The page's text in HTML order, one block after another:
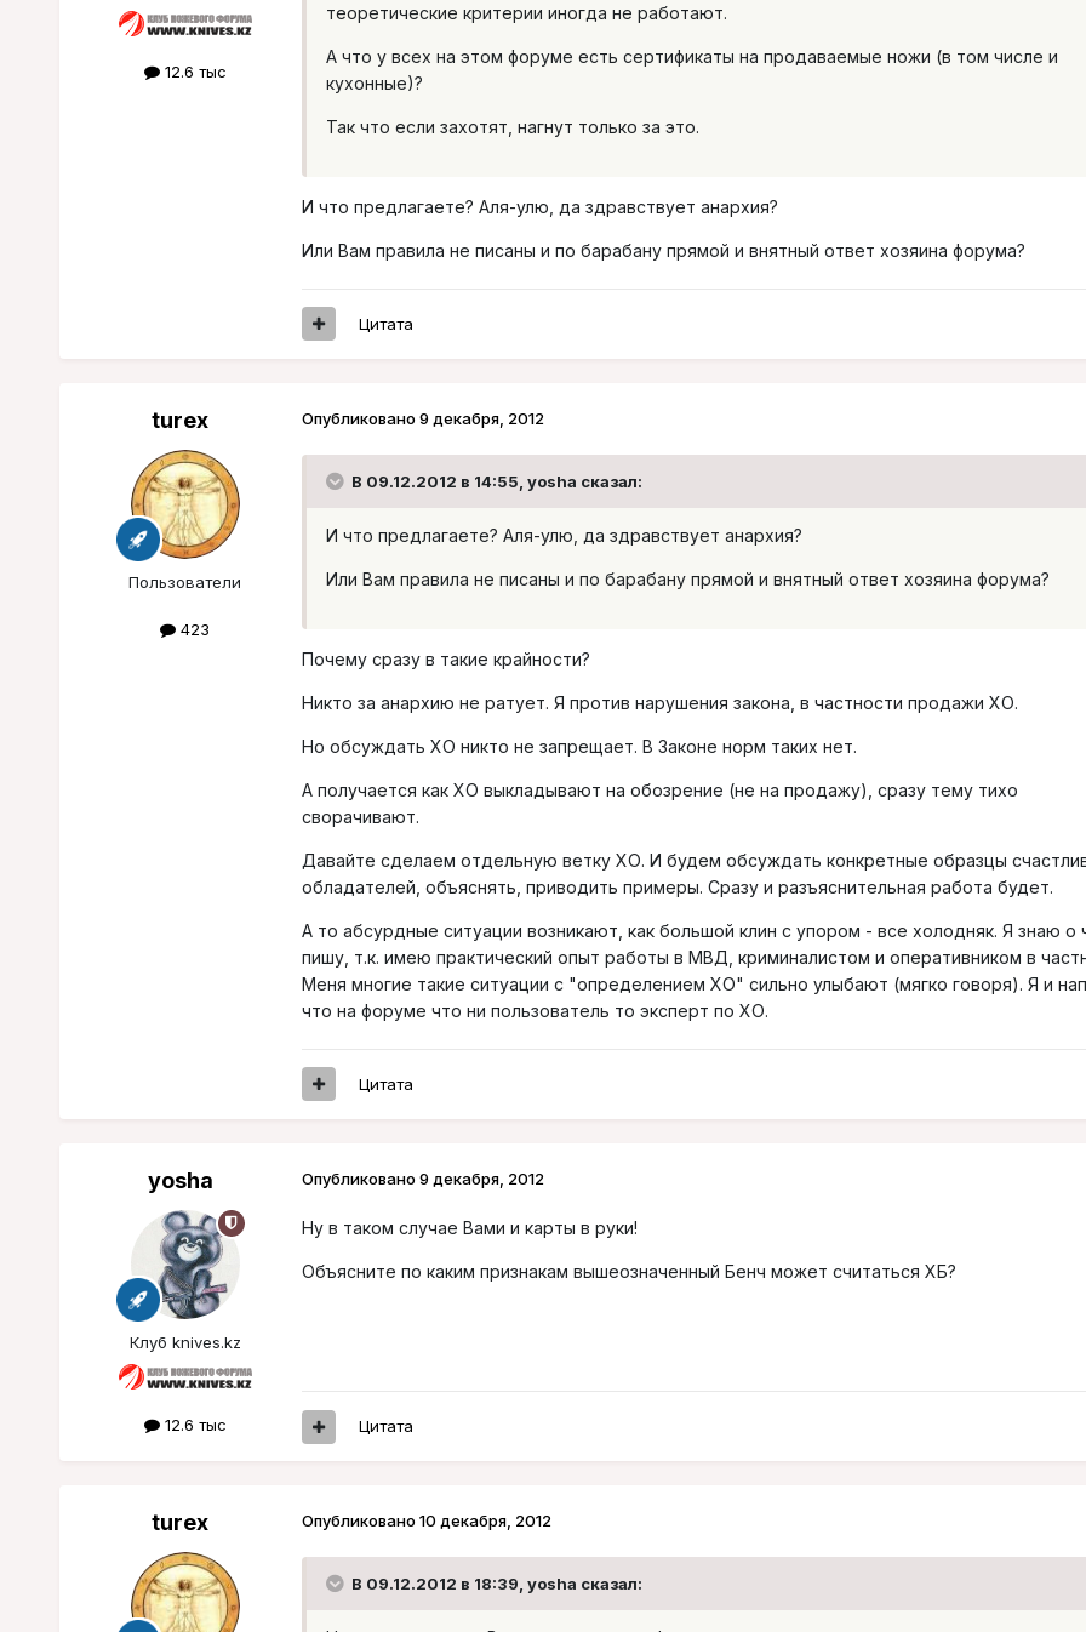
12.6 тыс
теоретические критерии иногда не работают.
А что у всех на этом форуме есть сертификаты на продаваемые ножи (в том числе и
кухонные)?
Так что если захотят, нагнут только за это.
И что предлагаете? Аля-улю, да здравствует анархия?
Или Вам правила не писаны и по барабану прямой и внятный ответ хозяина форума?
Цитата
turex
Пользователи
423
Опубликовано 9 декабря, 2012
В 09.12.2012 в 14:55, yosha сказал:
И что предлагаете? Аля-улю, да здравствует анархия?
Или Вам правила не писаны и по барабану прямой и внятный ответ хозяина форума?
Почему сразу в такие крайности?
Никто за анархию не ратует. Я против нарушения закона, в частности продажи ХО.
Но обсуждать ХО никто не запрещает. В Законе норм таких нет.
А получается как ХО выкладывают на обозрение (не на продажу), сразу тему тихо
сворачивают.
Давайте сделаем отдельную ветку ХО. И будем обсуждать конкретные образцы
обладателей, объяснять, приводить примеры. Сразу и разъяснительная работа будет.
А то абсурдные ситуации возникают, как большой клин с упором - все холодняк. Я знаю о
пишу, т.к. имею практический опыт работы в МВД, криминалистом и оперативником в
Меня многие такие ситуации с "определением ХО" сильно улыбают (мягко говоря). Я и
что на форуме что ни пользователь то эксперт по ХО.
Цитата
yosha
Клуб knives.kz
12.6 тыс
Опубликовано 9 декабря, 2012
Ну в таком случае Вами и карты в руки!
Объясните по каким признакам вышеозначенный Бенч может считаться ХБ?
Цитата
turex Опубликовано 10 декабря, 2012
В 09.12.2012 в 18:39, yosha сказал: